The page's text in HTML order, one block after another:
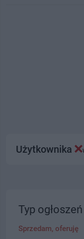
Użytkownika
Typ ogłoszeń
Sprzedam, oferuję